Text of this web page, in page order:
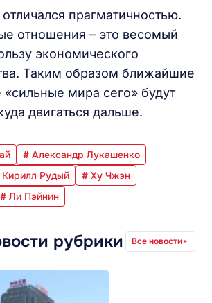
прагматичностью.
отношения – это весомый
экономического
Таким образом ближайшие
мира сего» будут
двигаться дальше.
# Александр Лукашенко
Рудый
# Ху Чжэн
# Ли Пэйнин
рубрики Все новости